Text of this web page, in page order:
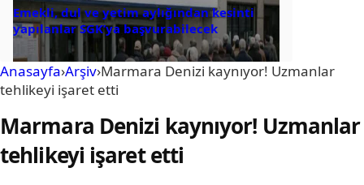
Emekli, dul ve yetim aylığından kesinti
yapılanlar SGK’ya başvurabilecek
Anasayfa›Arşiv›Marmara Denizi kaynıyor! Uzmanlar
tehlikeyi işaret etti
Marmara Denizi kaynıyor! Uzmanlar
tehlikeyi işaret etti